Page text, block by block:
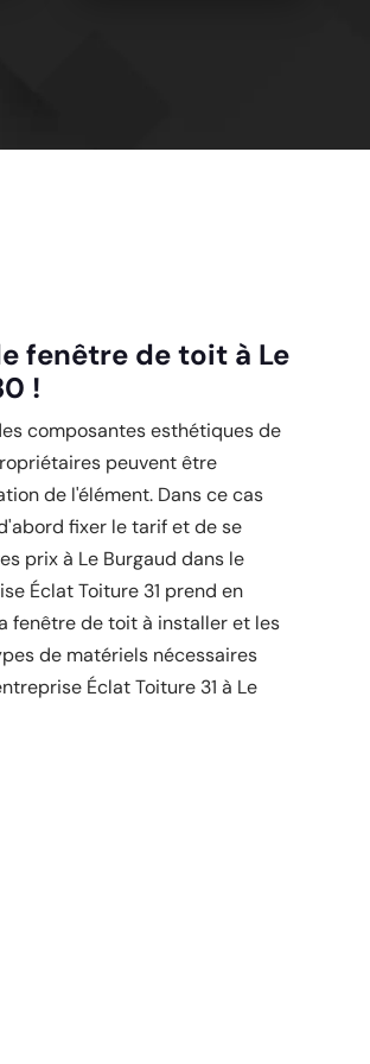
fenêtre de toit à Le
!
composantes esthétiques de
peuvent être
de l'élément. Dans ce cas
fixer le tarif et de se
prix à Le Burgaud dans le
Éclat Toiture 31 prend en
fenêtre de toit à installer et les
de matériels nécessaires
Éclat Toiture 31 à Le